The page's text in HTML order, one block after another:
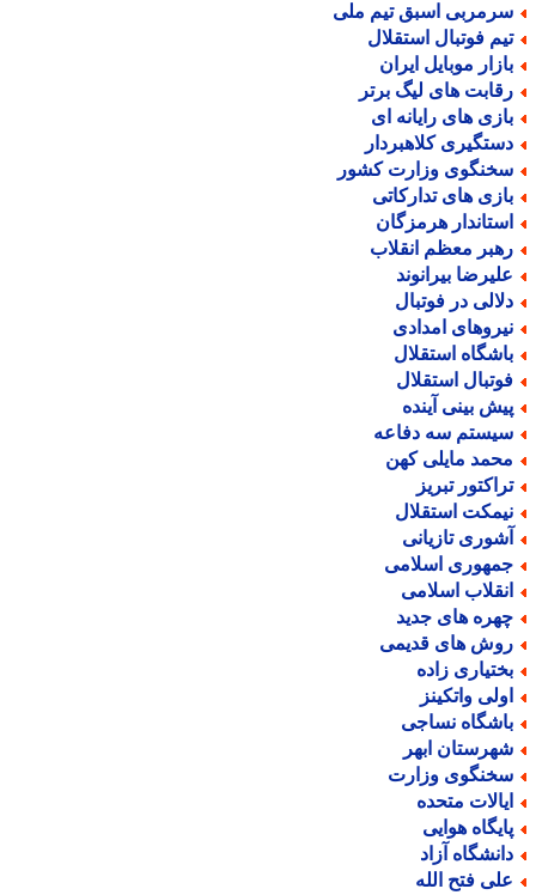
اسبق تیم ملی
فوتبال استقلال
موبایل ایران
های لیگ برتر
های رایانه ای
کلاهبردار
وزارت کشور
های تدارکاتی
هرمزگان
معظم انقلاب
بیرانوند
در فوتبال
امدادی
استقلال
استقلال
بینی آینده
سه دفاعه
مایلی کهن
تبریز
استقلال
تازیانی
اسلامی
اسلامی
های جدید
های قدیمی
زاده
واتکینز
نساجی
ابهر
وزارت
متحده
هوایی
آزاد
فتح الله